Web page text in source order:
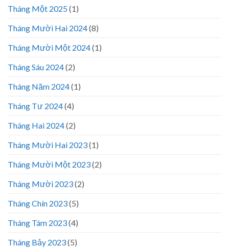
Tháng Một 2025(1)
Tháng Mười Hai 2024(8)
Tháng Mười Một 2024(1)
Tháng Sáu 2024(2)
Tháng Năm 2024(1)
Tháng Tư 2024(4)
Tháng Hai 2024(2)
Tháng Mười Hai 2023(1)
Tháng Mười Một 2023(2)
Tháng Mười 2023(2)
Tháng Chín 2023(5)
Tháng Tám 2023(4)
Tháng Bảy 2023(5)